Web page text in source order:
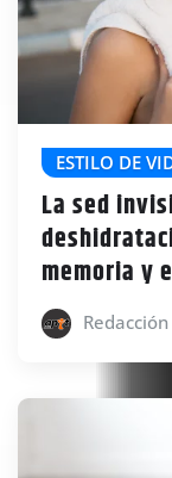
ESTILO DE
La sed
memoria y